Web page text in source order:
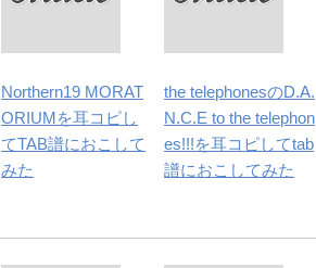
Northern19 MORAT
ORIUMを耳コピし
てTAB譜におこして
みた
the telephonesのD.A.
N.C.E to the telephon
es!!!を耳コピしてtab
譜におこしてみた